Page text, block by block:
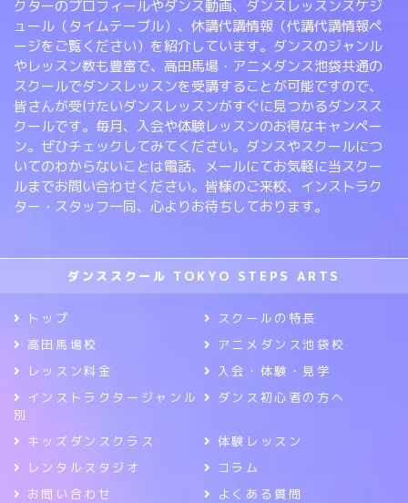
クターのプロフィールやダンス動画、ダンスレッスンスケジ
ュール（タイムテーブル）、休講代講情報（代講代講情報ペ
ージをご覧ください）を紹介しています。ダンスのジャンル
やレッスン数も豊富で、高田馬場・アニメダンス池袋共通の
スクールでダンスレッスンを受講することが可能ですので、
皆さんが受けたいダンスレッスンがすぐに見つかるダンスス
クールです。毎月、入会や体験レッスンのお得なキャンペー
ン。ぜひチェックしてみてください。ダンスやスクールにつ
いてのわからないことは電話、メールにてお気軽に当スクー
ルまでお問い合わせください。皆様のご来校、インストラク
ター・スタッフ一同、心よりお待ちしております。
ダンススクール TOKYO STEPS ARTS
トップ
スクールの特長
高田馬場校
アニメダンス池袋校
レッスン料金
入会・体験・見学
インストラクタージャンル
別
ダンス初心者の方へ
キッズダンスクラス
体験レッスン
レンタルスタジオ
コラム
お問い合わせ
よくある質問